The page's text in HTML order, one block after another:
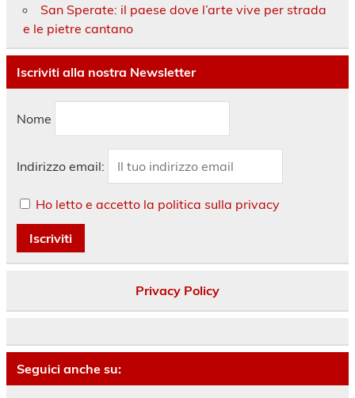
San Sperate: il paese dove l’arte vive per strada
e le pietre cantano
Iscriviti alla nostra Newsletter
Nome
Indirizzo email:
Ho letto e accetto la politica sulla privacy
Privacy Policy
Seguici anche su: